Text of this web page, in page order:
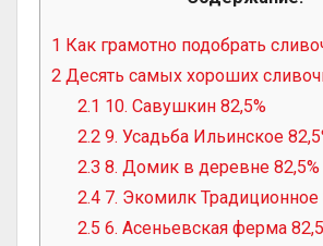
1 Как грамотно подобрать
2 Десять самых хороших
2.1 10. Савушкин 82,5%
2.2 9. Усадьба Ильинское
2.3 8. Домик в деревне 82,5%
2.4 7. Экомилк Традиционное
2.5 6. Асеньевская ферма